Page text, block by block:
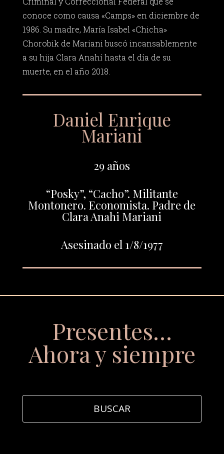
conoce como causa «Camps» en diciembre de
1986. Su madre, María Isabel «Chicha»
Chorobik de Mariani buscó incansablemente
a su hija Clara Anahí hasta el día de su
muerte, en el año 2018.
Daniel Enrique
Mariani
29 años
“Posky”, “Cacho”. Militante
Montonero. Economista. Padre de
Clara Anahi Mariani
Asesinado el 1/8/1977
Presentes…
Ahora y siempre